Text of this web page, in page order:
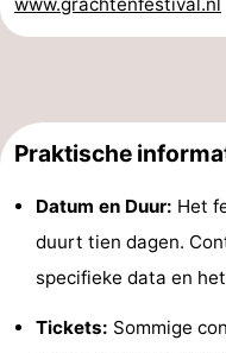
Coffeeshops
Rosse
buurt
Geschiedenis
Diamantstad
www.grachtenfestival.nl
Praktische
Datum en Duur: Het
duurt tien dagen.
specifieke data en
Tickets: Sommige